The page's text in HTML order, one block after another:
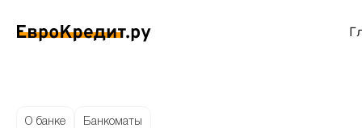
на карту
О банке Банкоматы